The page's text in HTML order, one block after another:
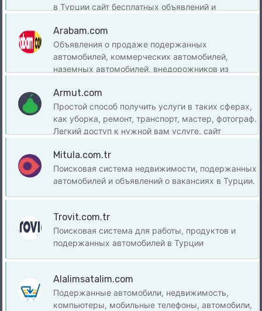
в Турции сайт бесплатных объявлений и
Arabam.com
Объявления о продаже подержанных
автомобилей, коммерческих автомобилей,
наземных автомобилей, внедорожников из
Сайт подержанных автомобилей в Турции.
Armut.com
Простой способ получить услуги в таких сферах,
как уборка, ремонт, транспорт, мастер, фотограф.
Легкий доступ к нужной вам услуге, сайт
Mitula.com.tr
Поисковая система недвижимости, подержанных
автомобилей и объявлений о вакансиях в Турции.
Trovit.com.tr
Поисковая система для работы, продуктов и
подержанных автомобилей в Турции
Alalimsatalim.com
Подержанные автомобили, недвижимость,
компьютеры, мобильные телефоны, автомобили,